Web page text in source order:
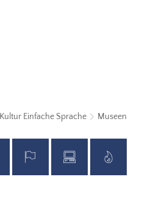
Kultur Einfache Sprache Museen